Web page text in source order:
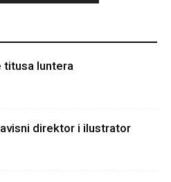
titusa luntera
direktor i ilustrator